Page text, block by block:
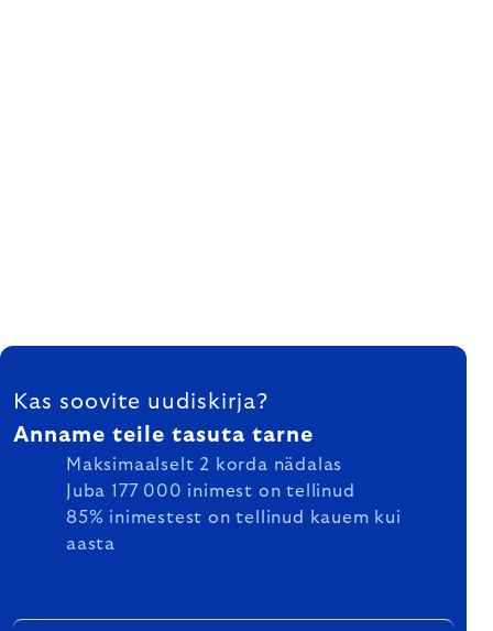
FOOTER
Kas soovite uudiskirja?
Anname teile tasuta tarne
Maksimaalselt 2 korda nädalas
Juba 177 000 inimest on tellinud
85% inimestest on tellinud kauem kui
aasta